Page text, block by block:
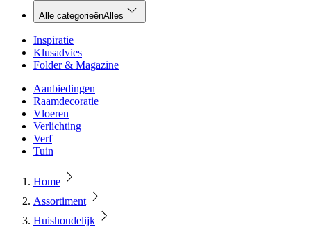
Alle categorieënAlles
Inspiratie
Klusadvies
Folder & Magazine
Aanbiedingen
Raamdecoratie
Vloeren
Verlichting
Verf
Tuin
Home
Assortiment
Huishoudelijk